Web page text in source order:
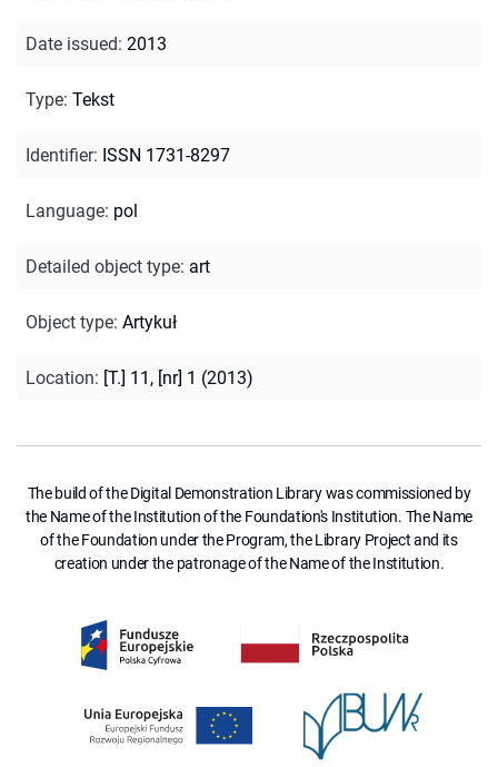
Date issued: 2013
Type: Tekst
Identifier: ISSN 1731-8297
Language: pol
Detailed object type: art
Object type: Artykuł
Location: [T.] 11, [nr] 1 (2013)
The build of the Digital Demonstration Library was commissioned by
the Name of the Institution of the Foundation's Institution. The Name
of the Foundation under the Program, the Library Project and its
creation under the patronage of the Name of the Institution.